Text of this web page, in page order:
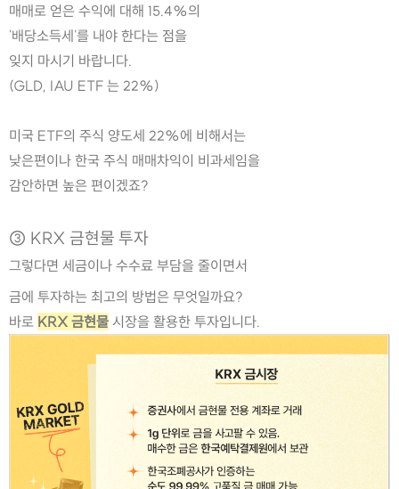
매매로 얻은 수익에 대해 15.4%의
'배당소득세'를 내야 한다는 점을
잊지 마시기 바랍니다.
(GLD, IAU ETF 는 22%)
미국 ETF의 주식 양도세 22%에 비해서는
낮은편이나 한국 주식 매매차익이 비과세임을
감안하면 높은 편이겠죠?
③ KRX 금현물 투자
그렇다면 세금이나 수수료 부담을 줄이면서
금에 투자하는 최고의 방법은 무엇일까요?
바로 KRX 금현물 시장을 활용한 투자입니다.